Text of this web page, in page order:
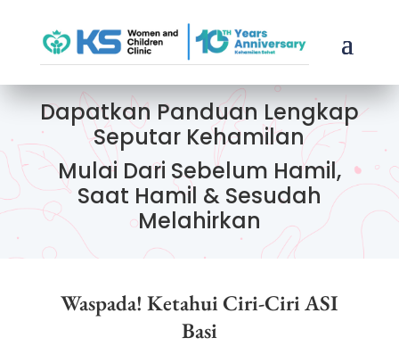
Dapatkan Panduan Lengkap
Seputar Kehamilan
Mulai Dari Sebelum Hamil,
Saat Hamil & Sesudah
Melahirkan
Waspada! Ketahui Ciri-Ciri ASI
Basi